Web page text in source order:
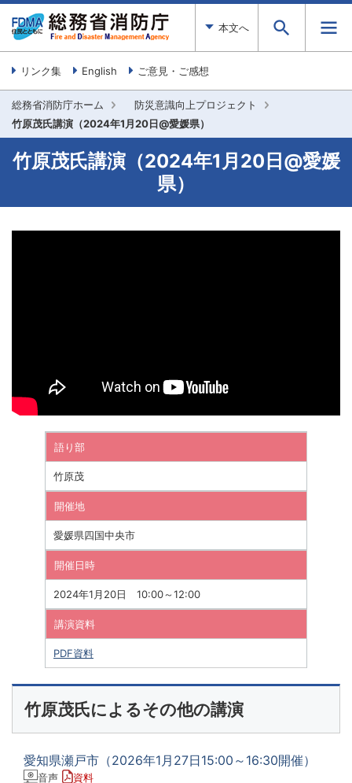
本文へ
リンク集 English ご意見・ご感想
総務省消防庁ホーム
防災意識向上プロジェクト
竹原茂氏講演（2024年1月20日@愛媛県）
竹原茂氏講演（2024年1月20日@愛媛
県）
語り部
竹原茂
開催地
愛媛県四国中央市
開催日時
2024年1月20日 10:00～12:00
講演資料
PDF資料
竹原茂氏によるその他の講演
愛知県瀬戸市（2026年1月27日15:00～16:30開催）
音声 資料